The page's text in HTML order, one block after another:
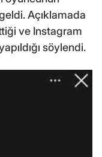
Açıklamada
ve Instagram
söylendi.